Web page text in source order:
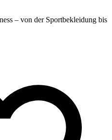
– von der Sportbekleidung bis